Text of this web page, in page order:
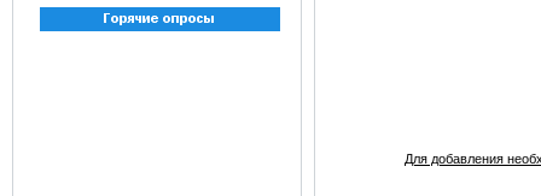
Для добавления